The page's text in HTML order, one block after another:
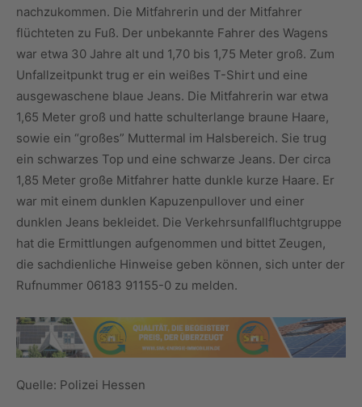
nachzukommen. Die Mitfahrerin und der Mitfahrer
flüchteten zu Fuß. Der unbekannte Fahrer des Wagens
war etwa 30 Jahre alt und 1,70 bis 1,75 Meter groß. Zum
Unfallzeitpunkt trug er ein weißes T-Shirt und eine
ausgewaschene blaue Jeans. Die Mitfahrerin war etwa
1,65 Meter groß und hatte schulterlange braune Haare,
sowie ein “großes” Muttermal im Halsbereich. Sie trug
ein schwarzes Top und eine schwarze Jeans. Der circa
1,85 Meter große Mitfahrer hatte dunkle kurze Haare. Er
war mit einem dunklen Kapuzenpullover und einer
dunklen Jeans bekleidet. Die Verkehrsunfallfluchtgruppe
hat die Ermittlungen aufgenommen und bittet Zeugen,
die sachdienliche Hinweise geben können, sich unter der
Rufnummer 06183 91155-0 zu melden.
Quelle: Polizei Hessen